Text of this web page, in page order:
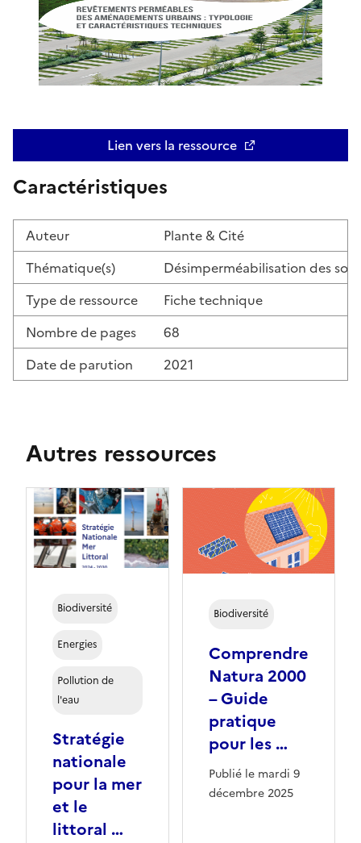
Lien vers la ressourceOuvre une nouvelle fenêtre
Caractéristiques
Auteur
Plante & Cité
Thématique(s)
Désimperméabilisation des
Type de ressource
Fiche technique
Nombre de pages
68
Date de parution
2021
Autres ressources
Stratégie
nationale
pour la mer
et le
littoral …
Biodiversité
Energies
Pollution de
l'eau
Comprendre
Natura 2000
– Guide
pratique
pour les …
Publié le mardi 9
décembre 2025
Biodiversité